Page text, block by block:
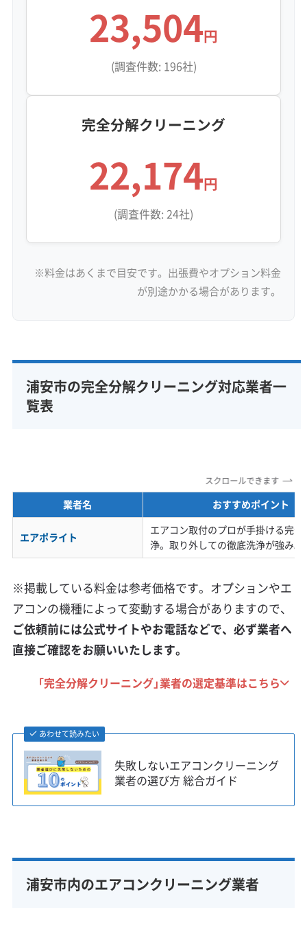
この汚れの層を残したまま表面的な防カビコー
ティングを施すと、湿気や塩分を内部に閉じ込
めてしまい、見えない場所でサビをさらに加速
させることにもなりかねません。この汚れは、
専門業者による完全分解と大量の水を使った洗
鉄粉のザラザラ感が混じってい
るのをよく見かけます。この汚
るんです。だから「設定温度を下
げても、なんだか冷えが悪い」と
新旧の街並みが混在する浦安市特有の
業者選びの注意点
新町のタワーマンションにある特殊な設備
や、元町の古い機種など、エリアごとにエ
不十分な業者では対応できないリスクがあ
るので注意が必要です。
浦安市は「元町・中町・新町」と、街の成り立ち
業者選びにも影響します。
23,504円
(調査件数: 196社)
完全分解クリーニング
22,174円
(調査件数: 24社)
※料金はあくまで目安です。出張費やオプション料金
が別途かかる場合があります。
浦安市の完全分解クリーニング対応業者一
覧表
スクロールできます
業者名 おすすめポイント
エアポライト
エアコン取付のプロが手掛ける完全
浄。取り外しての徹底洗浄が強み。
※掲載している料金は参考価格です。オプションやエ
アコンの機種によって変動する場合がありますので、
ご依頼前には公式サイトやお電話などで、必ず業者へ
直接ご確認をお願いいたします。
「完全分解クリーニング」業者の選定基準はこちら
あわせて読みたい
失敗しないエアコンクリーニング
業者の選び方 総合ガイド
浦安市内のエアコンクリーニング業者